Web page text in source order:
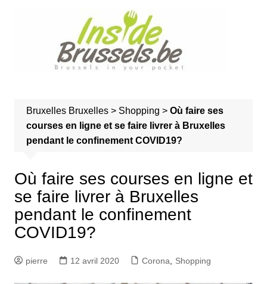
Bruxelles Bruxelles> Shopping > Où faire ses
courses en ligne et se faire livrer à Bruxelles
pendant le confinement COVID19?
Où faire ses courses en ligne et
se faire livrer à Bruxelles
pendant le confinement
COVID19?
pierre 12 avril 2020 Corona Shopping